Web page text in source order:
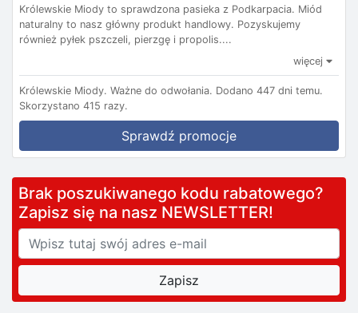
Królewskie Miody to sprawdzona pasieka z Podkarpacia. Miód
naturalny to nasz główny produkt handlowy. Pozyskujemy
również pyłek pszczeli, pierzgę i propolis....
więcej
Królewskie Miody. Ważne do odwołania. Dodano 447 dni temu.
Skorzystano 415 razy.
Sprawdź promocje
Brak poszukiwanego kodu rabatowego?
Zapisz się na nasz NEWSLETTER!